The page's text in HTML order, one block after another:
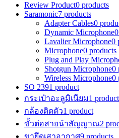
Review Product0 products
Saramonic7 products
Adapter Cables0
Dynamic Microphone
Lavalier Microphone0
Microphone0 products
Plug and Play
Shotgun Microphone0
Wireless Microphone0
SO 2391 product
กระเป๋าอะลูมิเนียม1 product
กล้องติดตัว1 product
ขั้วต่อสายนำสัญญาณ2